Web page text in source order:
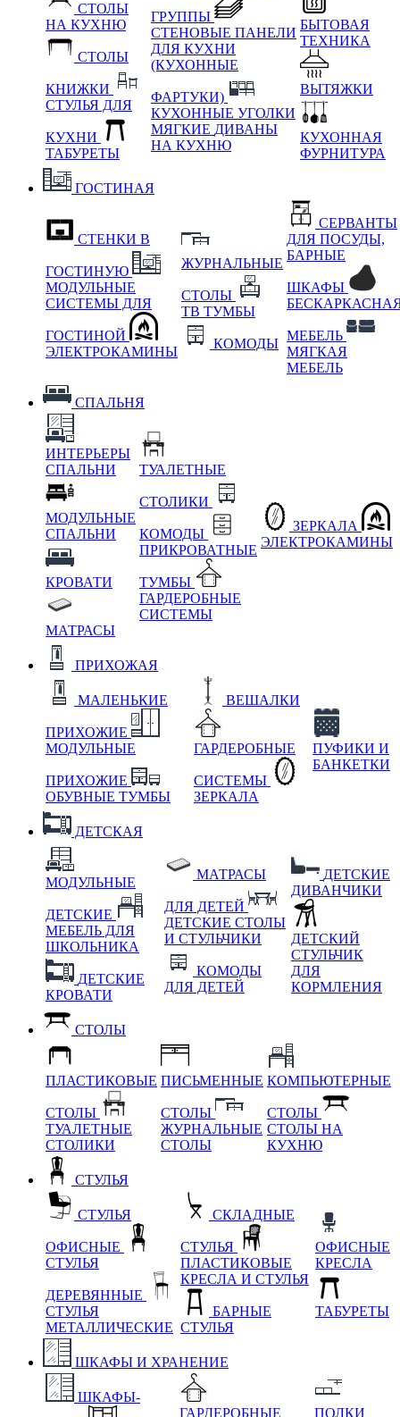
СТОЛЫ
НА КУХНЮ
СТОЛЫ
КНИЖКИ
СТУЛЬЯ ДЛЯ
КУХНИ
ТАБУРЕТЫ
ГРУППЫ
СТЕНОВЫЕ ПАНЕЛИ
ДЛЯ КУХНИ
(КУХОННЫЕ
ФАРТУКИ)
КУХОННЫЕ УГОЛКИ
МЯГКИЕ ДИВАНЫ
НА КУХНЮ
БЫТОВАЯ
ТЕХНИКА
ВЫТЯЖКИ
КУХОННАЯ
ФУРНИТУРА
ГОСТИНАЯ
СТЕНКИ В
ГОСТИНУЮ
МОДУЛЬНЫЕ
СИСТЕМЫ ДЛЯ
ГОСТИНОЙ
ЭЛЕКТРОКАМИНЫ
ЖУРНАЛЬНЫЕ
СТОЛЫ
ТВ ТУМБЫ
КОМОДЫ
СЕРВАНТЫ
ДЛЯ ПОСУДЫ,
БАРНЫЕ
ШКАФЫ
МЕБЕЛЬ
МЯГКАЯ
МЕБЕЛЬ
СПАЛЬНЯ
ИНТЕРЬЕРЫ
СПАЛЬНИ
МОДУЛЬНЫЕ
СПАЛЬНИ
КРОВАТИ
МАТРАСЫ
ТУАЛЕТНЫЕ
СТОЛИКИ
КОМОДЫ
ПРИКРОВАТНЫЕ
ТУМБЫ
ГАРДЕРОБНЫЕ
СИСТЕМЫ
ЗЕРКАЛА
ЭЛЕКТРОКАМИНЫ
ПРИХОЖАЯ
МАЛЕНЬКИЕ
ПРИХОЖИЕ
МОДУЛЬНЫЕ
ПРИХОЖИЕ
ОБУВНЫЕ ТУМБЫ
ВЕШАЛКИ
ГАРДЕРОБНЫЕ
СИСТЕМЫ
ЗЕРКАЛА
ПУФИКИ И
БАНКЕТКИ
ДЕТСКАЯ
МОДУЛЬНЫЕ
ДЕТСКИЕ
МЕБЕЛЬ ДЛЯ
ШКОЛЬНИКА
ДЕТСКИЕ
КРОВАТИ
МАТРАСЫ
ДЛЯ ДЕТЕЙ
ДЕТСКИЕ СТОЛЫ
И СТУЛЬЧИКИ
КОМОДЫ
ДЛЯ ДЕТЕЙ
ДЕТСКИЕ
ДИВАНЧИКИ
ДЕТСКИЙ
СТУЛЬЧИК
ДЛЯ
КОРМЛЕНИЯ
СТОЛЫ
ПЛАСТИКОВЫЕ
СТОЛЫ
ТУАЛЕТНЫЕ
СТОЛИКИ
ПИСЬМЕННЫЕ
СТОЛЫ
ЖУРНАЛЬНЫЕ
СТОЛЫ
КОМПЬЮТЕРНЫЕ
СТОЛЫ
СТОЛЫ НА
КУХНЮ
СТУЛЬЯ
СТУЛЬЯ
ОФИСНЫЕ
СТУЛЬЯ
ДЕРЕВЯННЫЕ
СТУЛЬЯ
МЕТАЛЛИЧЕСКИЕ
СКЛАДНЫЕ
СТУЛЬЯ
ПЛАСТИКОВЫЕ
КРЕСЛА И СТУЛЬЯ
БАРНЫЕ
СТУЛЬЯ
ОФИСНЫЕ
КРЕСЛА
ТАБУРЕТЫ
ШКАФЫ И ХРАНЕНИЕ
ШКАФЫ-
ГАРДЕРОБНЫЕ
ПОЛКИ